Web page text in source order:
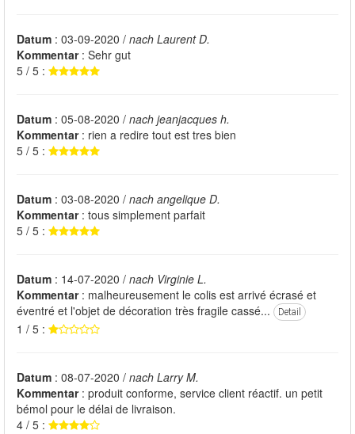
Datum : 03-09-2020 / nach Laurent D.
Kommentar: Sehr gut
5 / 5 :
Datum : 05-08-2020 / nach jeanjacques h.
Kommentar: rien a redire tout est tres bien
5 / 5 :
Datum : 03-08-2020 / nach angelique D.
Kommentar: tous simplement parfait
5 / 5 :
Datum : 14-07-2020 / nach Virginie L.
Kommentar: malheureusement le colis est arrivé écrasé et
éventré et l'objet de décoration très fragile cassé...
Detail
1 / 5 :
Datum : 08-07-2020 / nach Larry M.
Kommentar: produit conforme, service client réactif. un petit
bémol pour le délai de livraison.
4 / 5 :